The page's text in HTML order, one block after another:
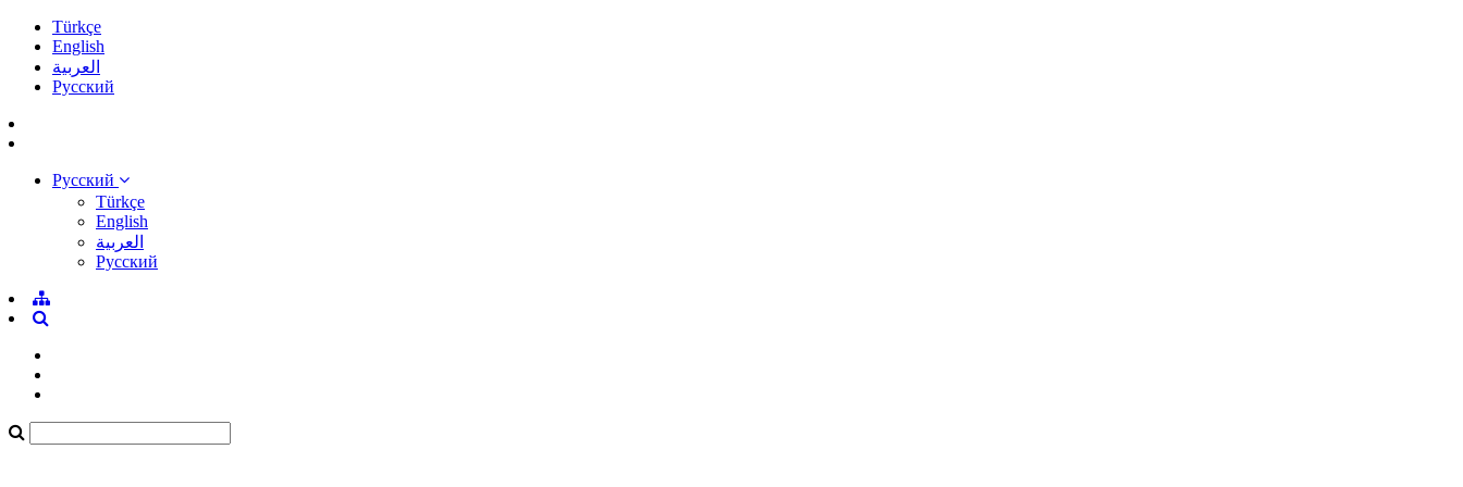
Türkçe
English
العربية
Pусский
Pусский
Türkçe
English
العربية
Pусский